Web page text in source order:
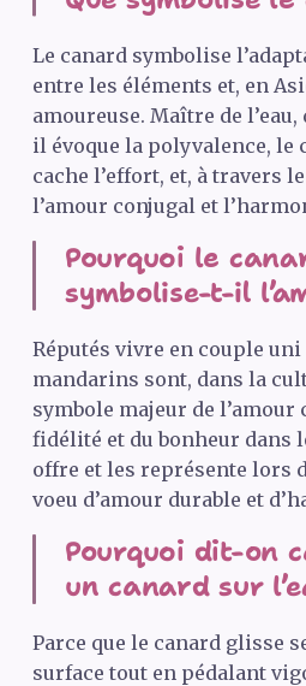
Le canard symbolise
entre les éléments et, en
amoureuse. Maître de l’eau,
il évoque la polyvalence, le
cache l’effort, et, à travers
l’amour conjugal et
Pourquoi le
symbolise-t-il
Réputés vivre en couple
mandarins sont, dans la
symbole majeur de l’amour
fidélité et du bonheur dans
offre et les représente lors
voeu d’amour durable et
Pourquoi dit-on
un canard sur
Parce que le canard glisse
surface tout en pédalant